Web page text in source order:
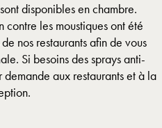
disponibles en chambre.
contre les moustiques ont été
nos restaurants afin de vous
Si besoins des sprays anti-
demande aux restaurants et à la